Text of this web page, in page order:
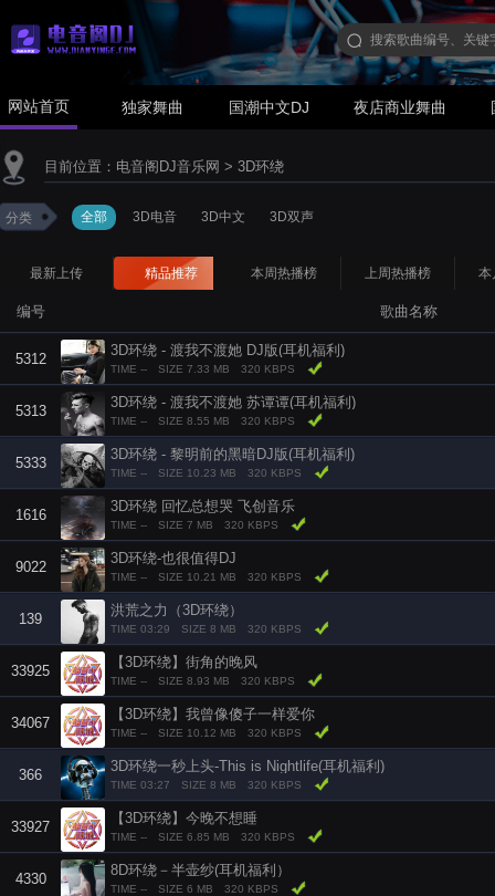
网站首页 独家舞曲 国潮中文DJ 夜店商业舞曲
目前位置： 电音阁DJ音乐网 > 3D环绕
分类 全部 3D电音 3D中文 3D双声
最新上传 精品推荐 本周热播榜 上周热播榜 本
编号 歌曲名称
5312
3D环绕 - 渡我不渡她 DJ版(耳机福利)
TIME -- SIZE 7.33 MB 320 KBPS
5313
3D环绕 - 渡我不渡她 苏谭谭(耳机福利)
TIME -- SIZE 8.55 MB 320 KBPS
5333
3D环绕 - 黎明前的黑暗DJ版(耳机福利)
TIME -- SIZE 10.23 MB 320 KBPS
1616
3D环绕 回忆总想哭 飞创音乐
TIME -- SIZE 7 MB 320 KBPS
9022
3D环绕-也很值得DJ
TIME -- SIZE 10.21 MB 320 KBPS
139
洪荒之力（3D环绕）
TIME 03:29 SIZE 8 MB 320 KBPS
33925
【3D环绕】街角的晚风
TIME -- SIZE 8.93 MB 320 KBPS
34067
【3D环绕】我曾像傻子一样爱你
TIME -- SIZE 10.12 MB 320 KBPS
366
3D环绕一秒上头-This is Nightlife(耳机福利)
TIME 03:27 SIZE 8 MB 320 KBPS
33927
【3D环绕】今晚不想睡
TIME -- SIZE 6.85 MB 320 KBPS
4330
8D环绕－半壶纱(耳机福利）
TIME -- SIZE 6 MB 320 KBPS